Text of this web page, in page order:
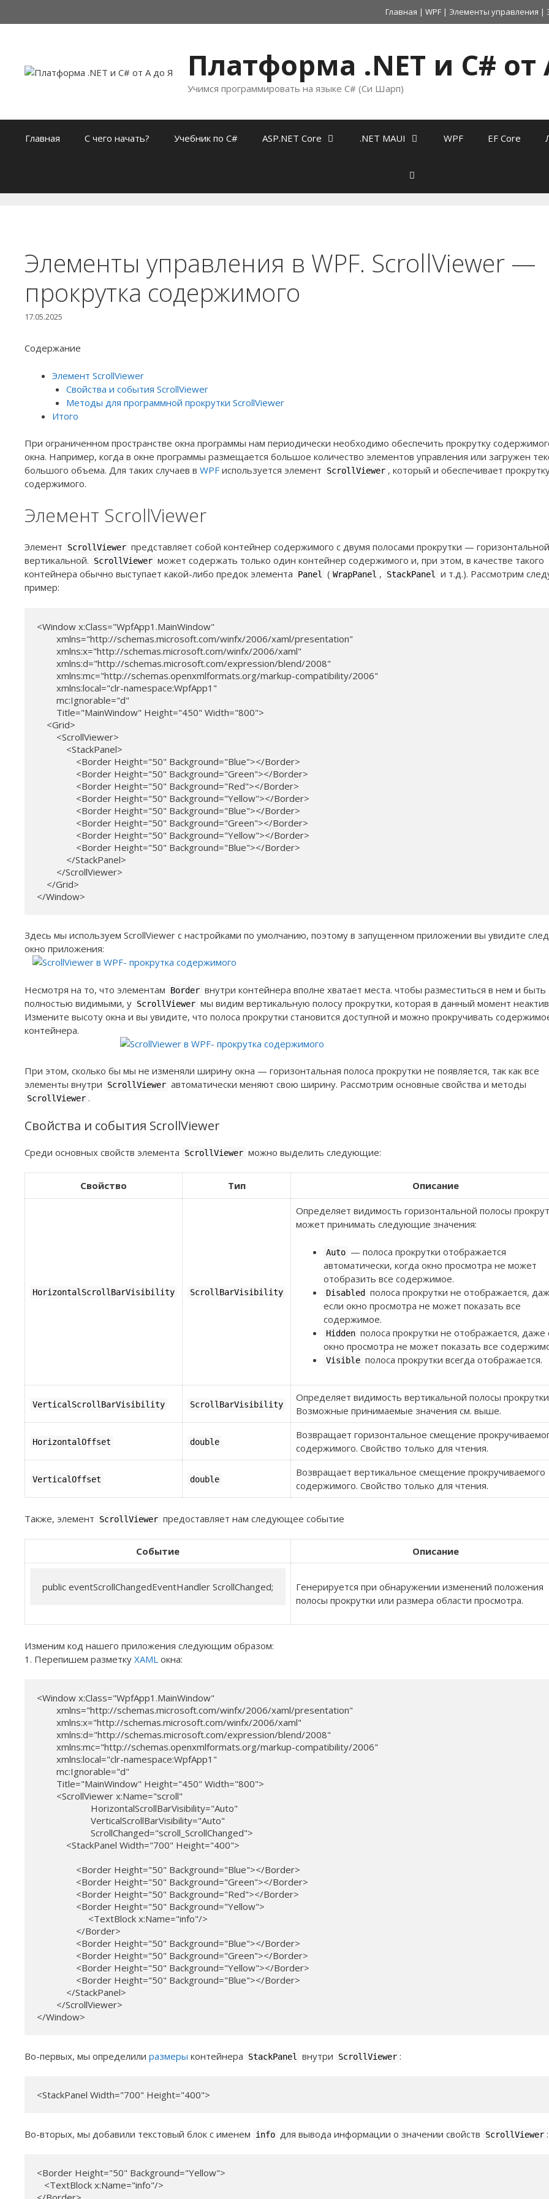
Главная | WPF | Элементы управления |
Платформа .NET и C# от
Учимся программировать на языке C# (Си Шарп)
Главная С чего начать? Учебник по C# ASP.NET Core .NET MAUI WPF EF Core
Элементы управления в WPF. ScrollViewer —
прокрутка содержимого
17.05.2025
Содержание
Элемент ScrollViewer
Свойства и события ScrollViewer
Методы для программной прокрутки ScrollViewer
Итого
При ограниченном пространстве окна программы нам периодически необходимо обеспечить прокрутку
окна. Например, когда в окне программы размещается большое количество элементов управления или загружен
большого объема. Для таких случаев в WPF используется элемент ScrollViewer , который и обеспечивает
содержимого.
Элемент ScrollViewer
Элемент ScrollViewer представляет собой контейнер содержимого с двумя полосами прокрутки —
вертикальной.
ScrollViewer может содержать только один контейнер содержимого и, при этом, в качестве такого
контейнера обычно выступает какой-либо предок элемента
Panel ( WrapPanel , StackPanel и т.д.). Рассмотрим
пример:
<Window x:Class="WpfApp1.MainWindow"
        xmlns="http://schemas.microsoft.com/winfx/2006/xaml/presentation"
        xmlns:x="http://schemas.microsoft.com/winfx/2006/xaml"
        xmlns:d="http://schemas.microsoft.com/expression/blend/2008"
        xmlns:mc="http://schemas.openxmlformats.org/markup-compatibility/2006"
        xmlns:local="clr-namespace:WpfApp1"
        mc:Ignorable="d"
        Title="MainWindow" Height="450" Width="800">
    <Grid>
        <ScrollViewer>
            <StackPanel>
                <Border Height="50" Background="Blue"></Border>
                <Border Height="50" Background="Green"></Border>
                <Border Height="50" Background="Red"></Border>
                <Border Height="50" Background="Yellow"></Border>
                <Border Height="50" Background="Blue"></Border>
                <Border Height="50" Background="Green"></Border>
                <Border Height="50" Background="Yellow"></Border>
                <Border Height="50" Background="Blue"></Border>
            </StackPanel>
        </ScrollViewer>
    </Grid>
</Window>
Здесь мы используем ScrollViewer с настройками по умолчанию, поэтому в запущенном приложении вы увидите
окно приложения:
Несмотря на то, что элементам Border внутри контейнера вполне хватает места. чтобы разместиться в нем и быть
полностью видимыми, у ScrollViewer мы видим вертикальную полосу прокрутки, которая в данный момент
Измените высоту окна и вы увидите, что полоса прокрутки становится доступной и можно прокручивать
контейнера.
При этом, сколько бы мы не изменяли ширину окна — горизонтальная полоса прокрутки не появляется, так как все
элементы внутри
ScrollViewer автоматически меняют свою ширину. Рассмотрим основные свойства и методы
ScrollViewer .
Свойства и события ScrollViewer
Среди основных свойств элемента ScrollViewer можно выделить следующие:
Свойство Тип Описание
HorizontalScrollBarVisibility ScrollBarVisibility
Определяет видимость горизонтальной полосы
может принимать следующие значения:
Auto — полоса прокрутки отображается
автоматически, когда окно просмотра не может
отобразить все содержимое.
Disabled
полоса прокрутки не отображается,
если окно просмотра не может показать все
содержимое.
Hidden полоса прокрутки не отображается, даже
окно просмотра не может показать все
Visible полоса прокрутки всегда отображается.
VerticalScrollBarVisibility ScrollBarVisibility
Определяет видимость вертикальной полосы
Возможные принимаемые значения см. выше.
HorizontalOffset double
Возвращает горизонтальное смещение
содержимого. Свойство только для чтения.
VerticalOffset double
Возвращает вертикальное смещение прокручиваемого
содержимого. Свойство только для чтения.
Также, элемент ScrollViewer предоставляет нам следующее событие
Событие Описание
public eventScrollChangedEventHandler ScrollChanged;
Генерируется при обнаружении изменений положения
полосы прокрутки или размера области просмотра.
Изменим код нашего приложения следующим образом:
1. Перепишем разметку XAML окна:
<Window x:Class="WpfApp1.MainWindow"
        xmlns="http://schemas.microsoft.com/winfx/2006/xaml/presentation"
        xmlns:x="http://schemas.microsoft.com/winfx/2006/xaml"
        xmlns:d="http://schemas.microsoft.com/expression/blend/2008"
        xmlns:mc="http://schemas.openxmlformats.org/markup-compatibility/2006"
        xmlns:local="clr-namespace:WpfApp1"
        mc:Ignorable="d"
        Title="MainWindow" Height="450" Width="800">
        <ScrollViewer x:Name="scroll"
                      HorizontalScrollBarVisibility="Auto"
                      VerticalScrollBarVisibility="Auto"
                      ScrollChanged="scroll_ScrollChanged">
            <StackPanel Width="700" Height="400">
                <Border Height="50" Background="Blue"></Border>
                <Border Height="50" Background="Green"></Border>
                <Border Height="50" Background="Red"></Border>
                <Border Height="50" Background="Yellow">
                     <TextBlock x:Name="info"/>
                </Border>
                <Border Height="50" Background="Blue"></Border>
                <Border Height="50" Background="Green"></Border>
                <Border Height="50" Background="Yellow"></Border>
                <Border Height="50" Background="Blue"></Border>
            </StackPanel>
        </ScrollViewer>
</Window>
Во-первых, мы определили размеры контейнера StackPanel внутри ScrollViewer :
<StackPanel Width="700" Height="400">
Во-вторых, мы добавили текстовый блок с именем info для вывода информации о значении свойств ScrollViewer :
<Border Height="50" Background="Yellow">
   <TextBlock x:Name="info"/>